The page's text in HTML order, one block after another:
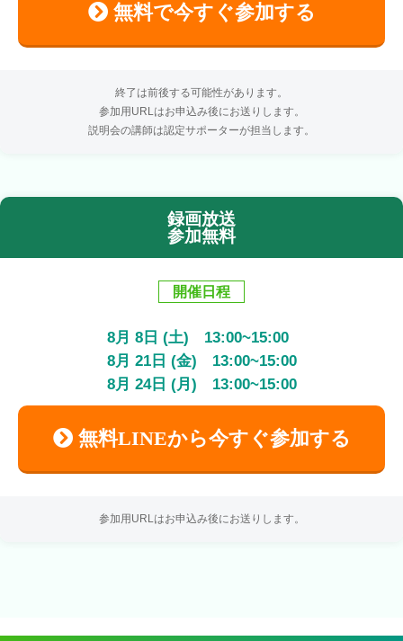
無料で今すぐ参加する
終了は前後する可能性があります。
参加用URLはお申込み後にお送りします。
説明会の講師は認定サポーターが担当します。
録画放送
参加無料
開催日程
8月 8日 (土) 13:00~15:00
8月 21日 (金) 13:00~15:00
8月 24日 (月) 13:00~15:00
無料LINEから今すぐ参加する
参加用URLはお申込み後にお送りします。